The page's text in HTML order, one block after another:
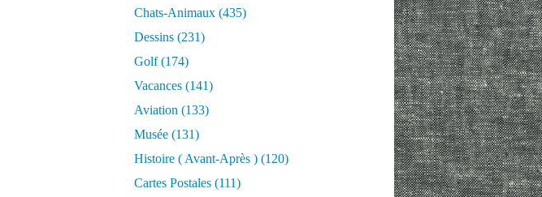
Chats-Animaux (435)
Dessins (231)
Golf(174)
Vacances (141)
Aviation (133)
Musée (131)
Histoire ( Avant-Après ) (120)
Cartes Postales (111)